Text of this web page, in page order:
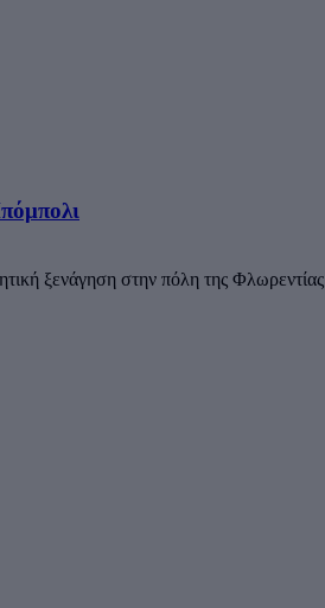
ξενάγηση στην πόλη της Φλωρεντίας